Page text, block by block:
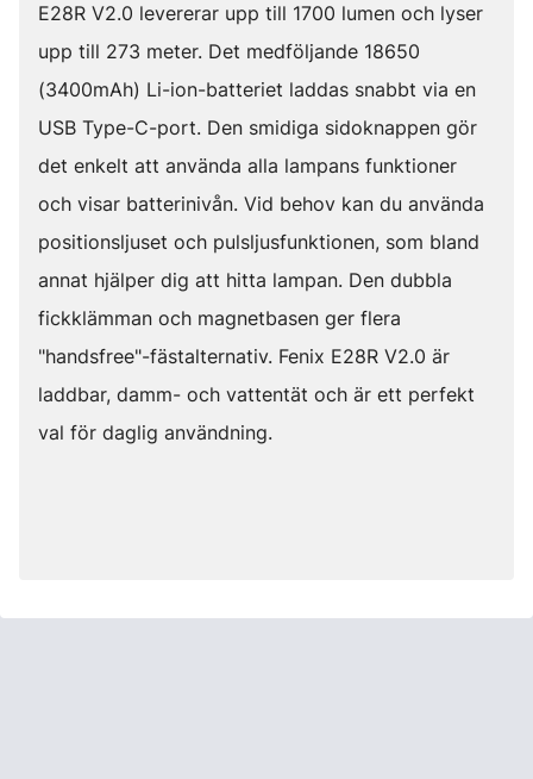
E28R V2.0 levererar upp till 1700 lumen och lyser
upp till 273 meter. Det medföljande 18650
(3400mAh) Li-ion-batteriet laddas snabbt via en
USB Type-C-port. Den smidiga sidoknappen gör
det enkelt att använda alla lampans funktioner
och visar batterinivån. Vid behov kan du använda
positionsljuset och pulsljusfunktionen, som bland
annat hjälper dig att hitta lampan. Den dubbla
fickklämman och magnetbasen ger flera
"handsfree"-fästalternativ. Fenix E28R V2.0 är
laddbar, damm- och vattentät och är ett perfekt
val för daglig användning.